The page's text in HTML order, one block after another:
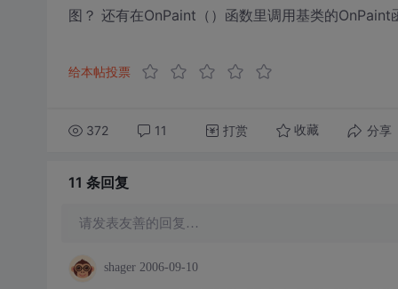
图？ 还有在OnPaint（）函数里调用基类的OnPaint
给本帖投票
372 11 打赏 收藏 分享
11 条回复
请发表友善的回复…
shager 2006-09-10